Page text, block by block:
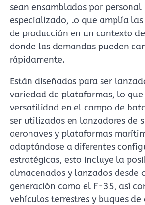
sean ensamblados por personal
especializado, lo que amplía
de producción en un contexto
donde las demandas pueden
rápidamente.
Están diseñados para ser
variedad de plataformas, lo que
versatilidad en el campo de
ser utilizados en lanzadores de
aeronaves y plataformas
adaptándose a diferentes
estratégicas, esto incluye la
almacenados y lanzados desde
generación como el F-35, así
vehículos terrestres y buques de